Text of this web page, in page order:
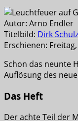
Autor: Arno Endler
Titelbild: Dirk Schulz
Erschienen: Freitag,
Schon das neunte
Auflösung des
Das Heft
Der achte Teil der